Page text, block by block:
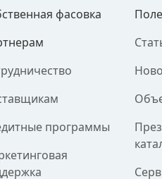
фасовка
программы